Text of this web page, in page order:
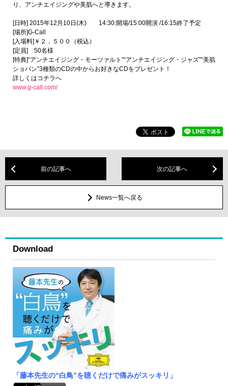
り、アンチエイジングや美肌へと導きます。
[日時] 2015年12月10日(木) 14:30:開場/15:00開演 /16:15終了予定
[場所]G-Call
[入場料]￥２，５００（税込）
[定員] 50名様
[特典]“アンチエイジング・モーツァルト”“アンチエイジング・ジャズ”“美肌
ショパン”3種類のCDの中からお好きなCDをプレゼント！
詳しくはコチラへ
www.g-call.com/
前の記事へ 次の記事へ
News一覧へ戻る
Download
「藤本先生の“白鳥”を聴くだけで痛みがスッキリ」